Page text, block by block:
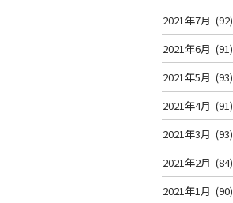
2021年7月 (92)
2021年6月 (91)
2021年5月 (93)
2021年4月 (91)
2021年3月 (93)
2021年2月 (84)
2021年1月 (90)